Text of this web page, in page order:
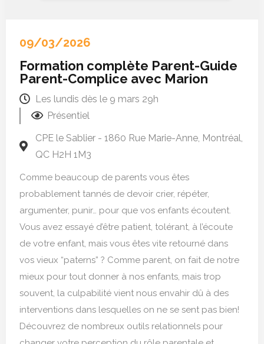
09/03/2026
Formation complète Parent-Guide
Parent-Complice avec Marion
Les lundis dès le 9 mars 29h
Présentiel
CPE le Sablier - 1860 Rue Marie-Anne, Montréal,
QC H2H 1M3
Comme beaucoup de parents vous êtes
probablement tannés de devoir crier, répéter,
argumenter, punir… pour que vos enfants écoutent.
Vous avez essayé d’être patient, tolérant, à l’écoute
de votre enfant, mais vous êtes vite retourné dans
vos vieux “paterns” ? Comme parent, on fait de notre
mieux pour tout donner à nos enfants, mais trop
souvent, la culpabilité vient nous envahir dû à des
interventions dans lesquelles on ne se sent pas bien!
Découvrez de nombreux outils relationnels pour